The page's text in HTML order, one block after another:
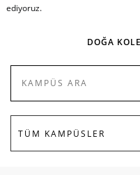
ediyoruz.
DOĞA